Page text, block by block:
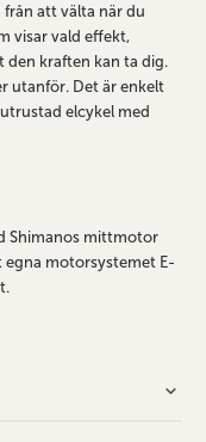
att välta när du
visar vald effekt,
den kraften kan ta dig.
utanför. Det är enkelt
elcykel med
Shimanos mittmotor
egna motorsystemet E-